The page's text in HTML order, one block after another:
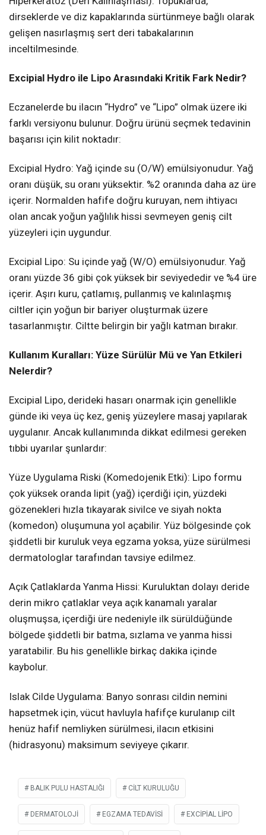
dirseklerde ve diz kapaklarında sürtünmeye bağlı olarak
gelişen nasırlaşmış sert deri tabakalarının
inceltilmesinde.
Excipial Hydro ile Lipo Arasındaki Kritik Fark Nedir?
Eczanelerde bu ilacın “Hydro” ve “Lipo” olmak üzere iki
farklı versiyonu bulunur. Doğru ürünü seçmek tedavinin
başarısı için kilit noktadır:
Excipial Hydro: Yağ içinde su (O/W) emülsiyonudur. Yağ
oranı düşük, su oranı yüksektir. %2 oranında daha az üre
içerir. Normalden hafife doğru kuruyan, nem ihtiyacı
olan ancak yoğun yağlılık hissi sevmeyen geniş cilt
yüzeyleri için uygundur.
Excipial Lipo: Su içinde yağ (W/O) emülsiyonudur. Yağ
oranı yüzde 36 gibi çok yüksek bir seviyededir ve %4 üre
içerir. Aşırı kuru, çatlamış, pullanmış ve kalınlaşmış
ciltler için yoğun bir bariyer oluşturmak üzere
tasarlanmıştır. Ciltte belirgin bir yağlı katman bırakır.
Kullanım Kuralları: Yüze Sürülür Mü ve Yan Etkileri
Nelerdir?
Excipial Lipo, derideki hasarı onarmak için genellikle
günde iki veya üç kez, geniş yüzeylere masaj yapılarak
uygulanır. Ancak kullanımında dikkat edilmesi gereken
tıbbi uyarılar şunlardır:
Yüze Uygulama Riski (Komedojenik Etki): Lipo formu
çok yüksek oranda lipit (yağ) içerdiği için, yüzdeki
gözenekleri hızla tıkayarak sivilce ve siyah nokta
(komedon) oluşumuna yol açabilir. Yüz bölgesinde çok
şiddetli bir kuruluk veya egzama yoksa, yüze sürülmesi
dermatologlar tarafından tavsiye edilmez.
Açık Çatlaklarda Yanma Hissi: Kuruluktan dolayı deride
derin mikro çatlaklar veya açık kanamalı yaralar
oluşmuşsa, içerdiği üre nedeniyle ilk sürüldüğünde
bölgede şiddetli bir batma, sızlama ve yanma hissi
yaratabilir. Bu his genellikle birkaç dakika içinde
kaybolur.
Islak Cilde Uygulama: Banyo sonrası cildin nemini
hapsetmek için, vücut havluyla hafifçe kurulanıp cilt
henüz hafif nemliyken sürülmesi, ilacın etkisini
(hidrasyonu) maksimum seviyeye çıkarır.
BALIK PULU HASTALIĞI CILT KURULUĞU
DERMATOLOJI EGZAMA TEDAVISI EXCIPIAL LIPO